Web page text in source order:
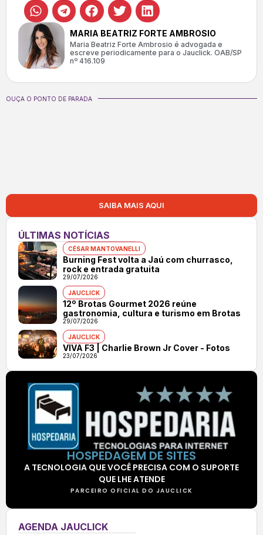
MARIA BEATRIZ FORTE AMBROSIO
Maria Beatriz Forte Ambrosio é advogada e
escreve periodicamente para o Jauclick. OAB/SP
nº 416.109
OUÇA O PONTO DE PARADA
SAIBA MAIS AQUI
ÚLTIMAS NOTÍCIAS
CÉSAR MANTOVANELLI
Burning Fest volta a Jaú com churrasco,
rock e entrada gratuita
29/07/2026
JAUCLICK
12º Brotas Gourmet 2026 reúne
gastronomia, cultura e turismo em Brotas
29/07/2026
JAUCLICK
VIVA F3 | Charlie Brown Jr Cover - Fotos
23/07/2026
HOSPEDAGEM DE SITES
A TECNOLOGIA QUE VOCÊ PRECISA COM O SUPORTE
QUE LHE ATENDE
PARCEIRO OFICIAL DO JAUCLICK
AGENDA JAUCLICK